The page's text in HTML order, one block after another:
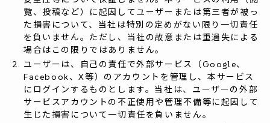
覧、投稿など）に起因してユーザーまたは第三者が被っ
た損害について、当社は特別の定めがない限り一切責任
を負いません。ただし、当社の故意または重過失による
場合はこの限りではありません。
ユーザーは、自己の責任で外部サービス（Google、
Facebook、X等）のアカウントを管理し、本サービス
にログインするものとします。当社は、ユーザーの外部
サービスアカウントの不正使用や管理不備等に起因して
生じた損害について一切責任を負いません。